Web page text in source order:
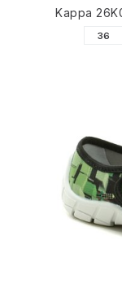
Kappa
36